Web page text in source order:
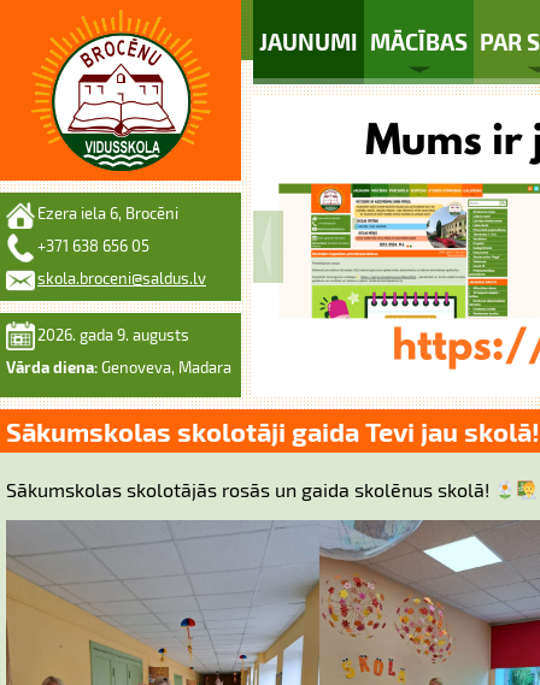
JAUNUMI MĀCĪBAS PAR
Ezera iela 6, Brocēni
+371 638 656 05
skola.broceni@saldus.lv
2026. gada 9. augusts
Vārda diena: Genoveva, Madara
Sākumskolas skolotāji gaida Tevi jau skolā!
Sākumskolas skolotājās rosās un gaida skolēnus skolā!